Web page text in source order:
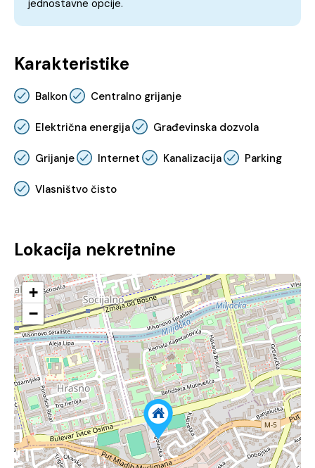
jednostavne opcije.
Karakteristike
Balkon Centralno grijanje
Električna energija Građevinska dozvola
Grijanje Internet Kanalizacija Parking
Vlasništvo čisto
Lokacija nekretnine
+
−